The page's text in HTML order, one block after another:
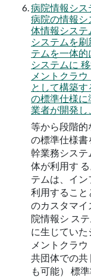
病院情報シ
病院の情報
体情報シス
システムを
テムを一体
システムに
メントクラ
として構築
の標準仕様
業者が開発
等から段階的
の標準仕様書
幹業務システ
体が利用す
テムは、イ
利用すること
のカスタマイ
院情報シ ス
に生じてい
メントクラ
共団体での共
も可能） 標